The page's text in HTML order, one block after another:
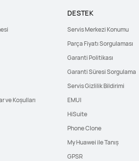
ve Koşulları
DESTEK
Servis Merkezi Konumu
Parça Fiyatı Sorgulaması
Garanti Politikası
Garanti Süresi Sorgulama
Servis Gizlilik Bildirimi
EMUI
HiSuite
Phone Clone
My Huawei ile Tanış
GPSR